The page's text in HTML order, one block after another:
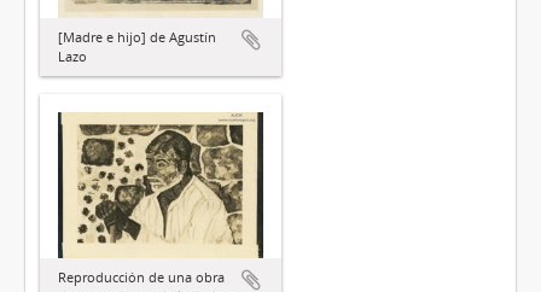
[Madre e hijo] de Agustín
Lazo
Reproducción de una obra